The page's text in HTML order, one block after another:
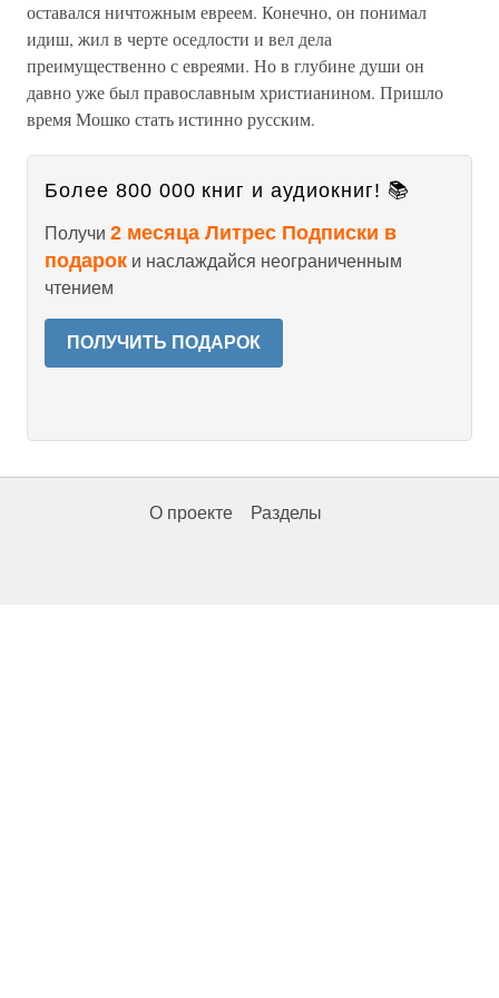
оставался ничтожным евреем. Конечно, он понимал
идиш, жил в черте оседлости и вел дела
преимущественно с евреями. Но в глубине души он
давно уже был православным христианином. Пришло
время Мошко стать истинно русским.
Более 800 000 книг и аудиокниг! 📚
Получи 2 месяца Литрес Подписки в
подарок и наслаждайся неограниченным
чтением
ПОЛУЧИТЬ ПОДАРОК
О проекте Разделы